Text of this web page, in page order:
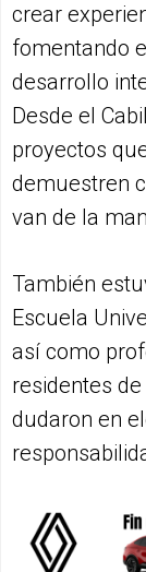
crear
fomentando
desarrollo
Desde el
proyectos
demuestren
van de la
También
Escuela
así como
residentes
dudaron en